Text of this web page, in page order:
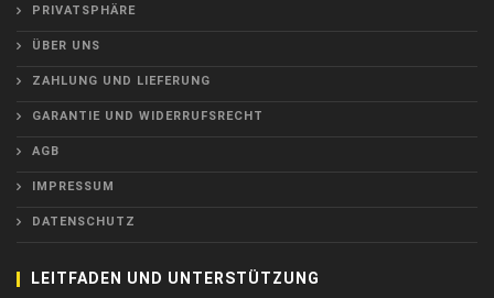
PRIVATSPHÄRE
ÜBER UNS
ZAHLUNG UND LIEFERUNG
GARANTIE UND WIDERRUFSRECHT
AGB
IMPRESSUM
DATENSCHUTZ
LEITFADEN UND UNTERSTÜTZUNG